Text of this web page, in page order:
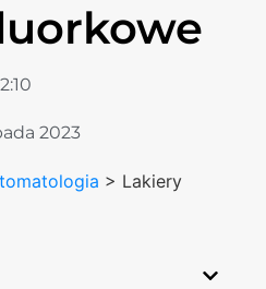
Sklep
2023
> Lakiery